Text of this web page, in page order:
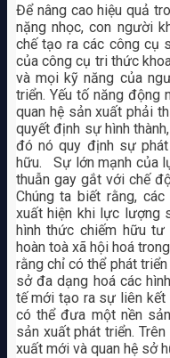
Để nâng cao hiệu quả
nặng nhọc, con người
chế tạo ra các công cụ
của công cụ tri thức
và mọi kỹ năng của
triển. Yếu tố năng
quan hệ sản xuất phải
quyết định sự hình
đó nó quy định sự
hữu. Sự lớn mạnh của
thuẫn gay gắt với chế
Chúng ta biết rằng,
xuất hiện khi lực lượng
hình thức chiếm hữu
hoàn toà xã hội hoá
rằng chỉ có thể phát
sở đa dạng hoá các
tế mới tạo ra sự liên kết
có thể đưa một nền
sản xuất phát triển.
xuất mới và quan hệ sở